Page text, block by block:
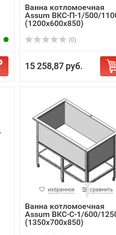
Ванна котломоечная
Assum ВКС-П-1/500/
(1200х600х850)
(0)
15 258,87 руб.
избранное сравнить
Ванна котломоечная
Assum ВКС-С-1/600/
(1350х700х850)